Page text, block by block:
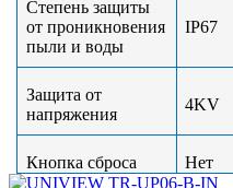
Степень защиты
от проникновения
пыли и воды
IP67
Защита от
напряжения
4KV
Кнопка сброса Нет